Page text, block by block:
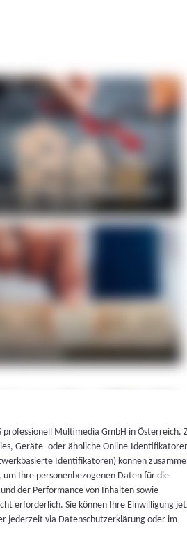
professionell Multimedia GmbH in Österreich.
Geräte- oder ähnliche Online-
Identifikatoren) können
Ihre personenbezogenen Daten für die
der Performance von Inhalten sowie
erforderlich. Sie können Ihre Einwilligung
jederzeit via Datenschutzerklärung oder im